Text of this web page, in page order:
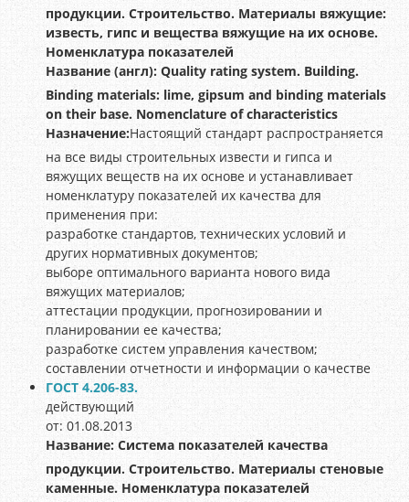
продукции. Строительство. Материалы вяжущие:
известь, гипс и вещества вяжущие на их основе.
Номенклатура показателей
Название (англ): Quality rating system. Building.
Binding materials: lime, gipsum and binding materials
on their base. Nomenclature of characteristics
Назначение:Настоящий стандарт распространяется
на все виды строительных извести и гипса и
вяжущих веществ на их основе и устанавливает
номенклатуру показателей их качества для
применения при:
разработке стандартов, технических условий и
других нормативных документов;
выборе оптимального варианта нового вида
вяжущих материалов;
аттестации продукции, прогнозировании и
планировании ее качества;
разработке систем управления качеством;
составлении отчетности и информации о качестве
ГОСТ 4.206-83.
действующий
от: 01.08.2013
Название: Система показателей качества
продукции. Строительство. Материалы стеновые
каменные. Номенклатура показателей